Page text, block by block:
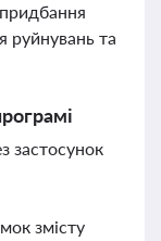
руйнувань та
застосунок
змісту